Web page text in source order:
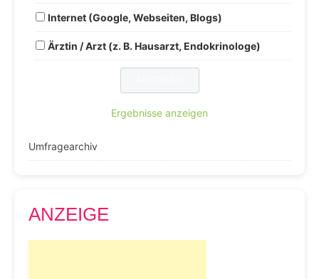
Internet (Google, Webseiten, Blogs)
Ärztin / Arzt (z. B. Hausarzt, Endokrinologe)
Ergebnisse anzeigen
Umfragearchiv
ANZEIGE